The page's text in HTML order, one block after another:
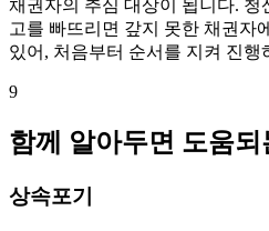
채권자의 추심 대상이 됩니다. 청
고를 빠뜨리면 갚지 못한 채권자
있어, 처음부터 순서를 지켜 진행
9
함께 알아두면 도움되
상속포기